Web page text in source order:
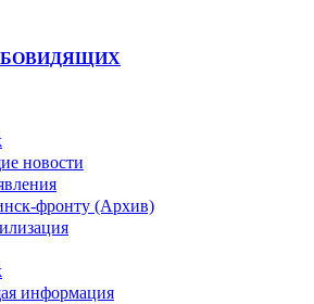
новости
фронту (Архив)
информация